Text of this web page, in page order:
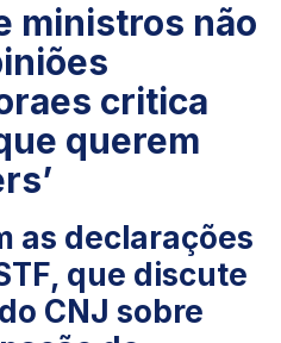
ministros não
critica
querem
as declarações
que discute
CNJ sobre